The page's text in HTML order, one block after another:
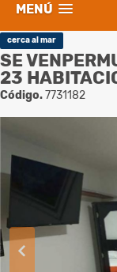
MENÚ
cerca al mar
SE
23
Código.7731182